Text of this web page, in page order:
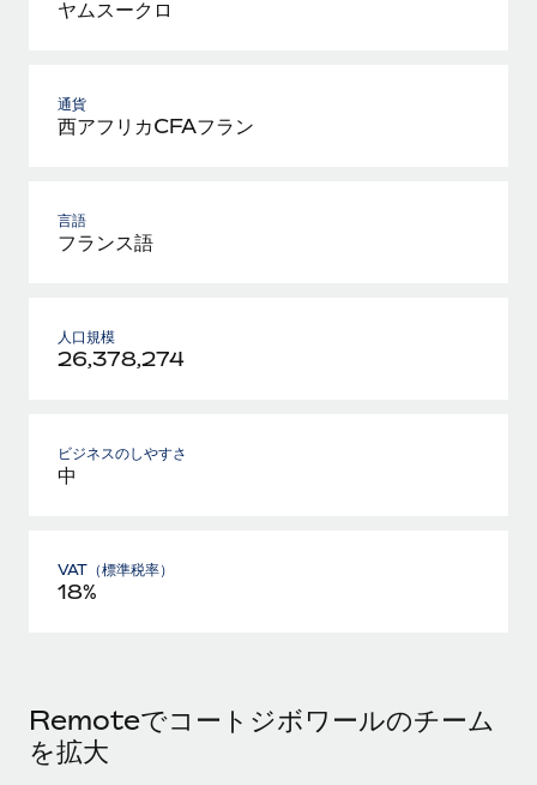
ヤムスークロ
通貨
西アフリカCFAフラン
言語
フランス語
人口規模
26,378,274
ビジネスのしやすさ
中
VAT（標準税率）
18%
Remoteでコートジボワールのチーム
を拡大